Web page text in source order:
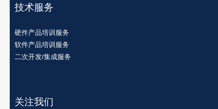
技术服务
硬件产品培训服务
软件产品培训服务
二次开发/集成服务
关注我们